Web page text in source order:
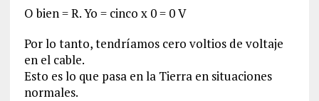
O bien = R. Yo = cinco x 0 = 0 V
Por lo tanto, tendríamos cero voltios de voltaje
en el cable.
Esto es lo que pasa en la Tierra en situaciones
normales.